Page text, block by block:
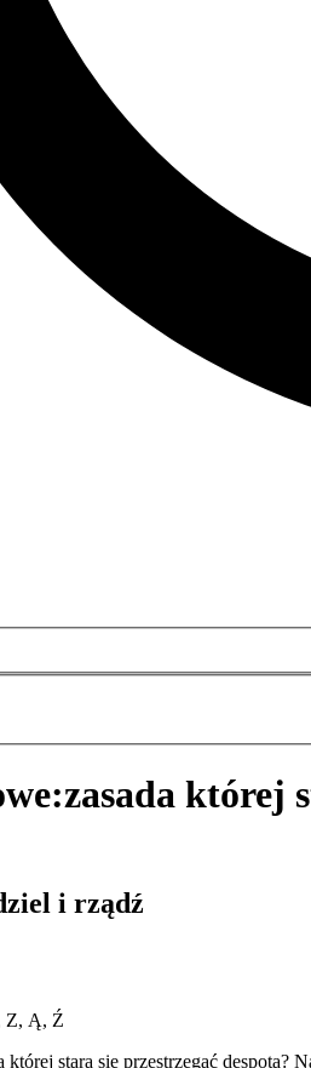
zasada której
i rządź
Z, Ą, Ź
której stara się przestrzegać